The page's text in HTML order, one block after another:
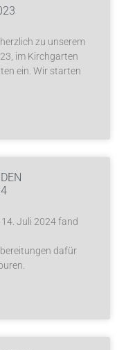
zu unserem
im Kirchgarten
ein. Wir starten
Juli 2024 fand
dafür